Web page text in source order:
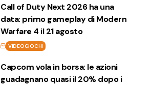
Call of Duty Next 2026 ha una
data: primo gameplay di Modern
Warfare 4 il 21 agosto
VIDEOGIOCHI
Capcom vola in borsa: le azioni
guadagnano quasi il 20% dopo i